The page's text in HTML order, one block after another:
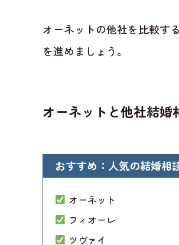
オーネットの他社を比較す
を進めましょう。
オーネットと他社結婚
おすすめ：人気の結婚相
オーネット
フィオーレ
ツヴァイ